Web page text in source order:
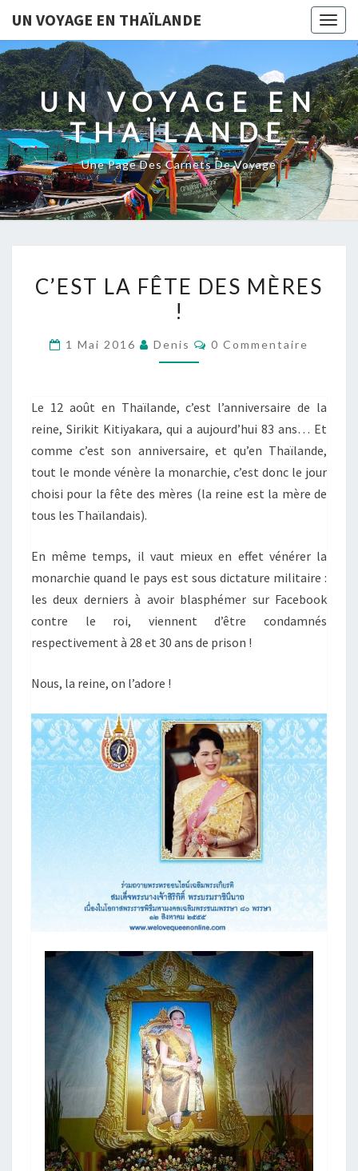
UN VOYAGE EN THAÏLANDE
UN VOYAGE EN
THAÏLANDE
Une Page Des Carnets De Voyage
LA
FÊTE
MÈRES
C’EST LA FÊTE DES MÈRES
!
1 Mai 2016 Denis Commentaires
0 Commentaire
Le 12 août en Thaïlande, c’est l’anniversaire de la
reine, Sirikit Kitiyakara, qui a aujourd’hui 83 ans… Et
comme c’est son anniversaire, et qu’en Thaïlande,
tout le monde vénère la monarchie, c’est donc le jour
choisi pour la fête des mères (la reine est la mère de
tous les Thaïlandais).
En même temps, il vaut mieux en effet vénérer la
monarchie quand le pays est sous dictature militaire :
les deux derniers à avoir blasphémer sur Facebook
contre le roi, viennent d’être condamnés
respectivement à 28 et 30 ans de prison !
Nous, la reine, on l’adore !